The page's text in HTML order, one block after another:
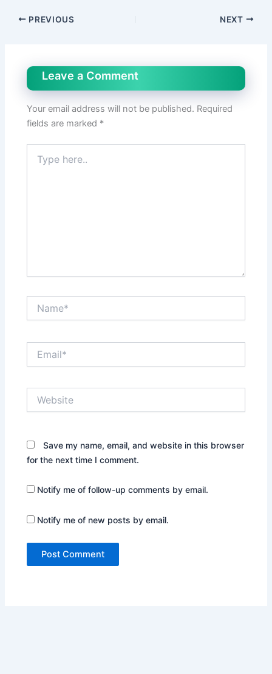
PREVIOUS NEXT
Leave a Comment
Your email address will not be published. Required
fields are marked *
here..
Save my name, email, and website in this browser
for the next time I comment.
Notify me of follow-up comments by email.
Notify me of new posts by email.